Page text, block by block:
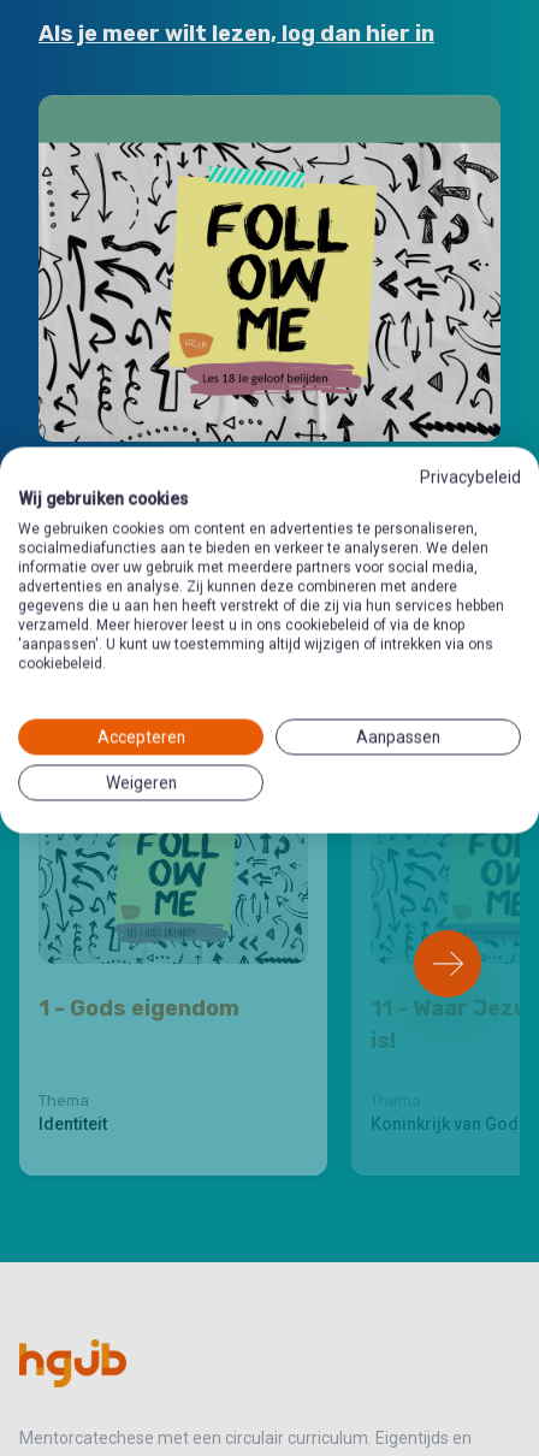
Als je meer wilt lezen, log dan hier in
Andere lessenin deze
1 - Gods eigendom
Thema
Identiteit
11 - Waar
is!
Koninkrijk van God
Mentorcatechese met een circulair curriculum. Eigentijds en
Privacybeleid
Wij gebruiken cookies
We gebruiken cookies om content en advertenties te personaliseren,
socialmediafuncties aan te bieden en verkeer te analyseren. We delen
informatie over uw gebruik met meerdere partners voor social media,
advertenties en analyse. Zij kunnen deze combineren met andere
gegevens die u aan hen heeft verstrekt of die zij via hun services hebben
verzameld. Meer hierover leest u in ons cookiebeleid of via de knop
'aanpassen'. U kunt uw toestemming altijd wijzigen of intrekken via ons
cookiebeleid.
Accepteren Aanpassen
Weigeren